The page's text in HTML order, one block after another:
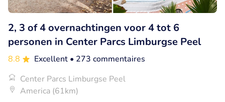
2, 3 of 4 overnachtingen voor 4 tot 6
personen in Center Parcs Limburgse Peel
8.8 Excellent • 273 commentaires
Center Parcs Limburgse Peel
America (61km)